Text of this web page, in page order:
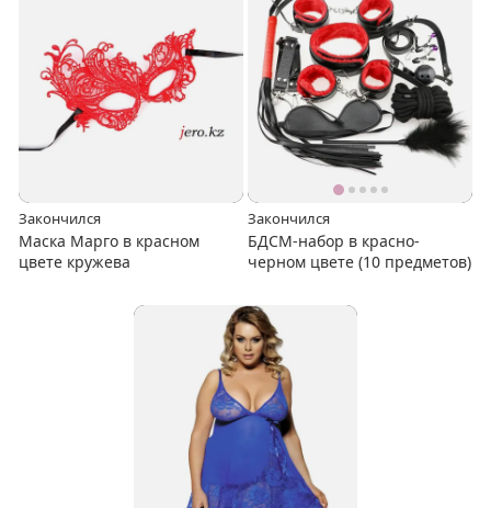
Закончился
Маска Марго в красном
цвете кружева
Закончился
БДСМ-набор в красно-
черном цвете (10 предметов)